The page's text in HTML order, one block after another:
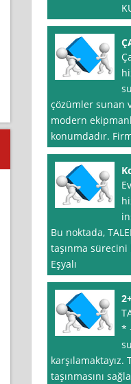
çözümler sunan
modern
konumdadır.
Bu noktada,
taşınma sürecini
Eşyalı
*
taşınmasını